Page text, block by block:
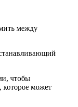
между
чтобы
которое может